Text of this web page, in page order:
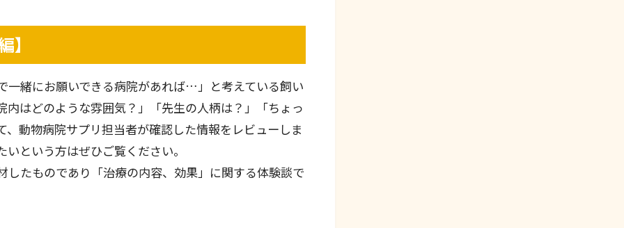
一緒にお願いできる病院があれば…」と考えている飼い
はどのような雰囲気？」「先生の人柄は？」「ちょっ
動物病院サプリ担当者が確認した情報をレビューしま
という方はぜひご覧ください。
たものであり「治療の内容、効果」に関する体験談で